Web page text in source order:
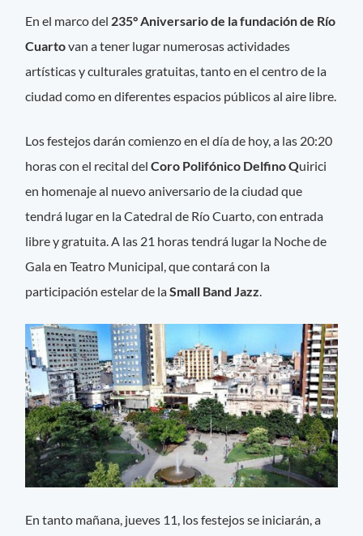
En el marco del 235° Aniversario de la fundación de Río
Cuartovan a tener lugar numerosas actividades
artísticas y culturales gratuitas, tanto en el centro de la
ciudad como en diferentes espacios públicos al aire libre.
Los festejos darán comienzo en el día de hoy, a las 20:20
horas con el recital delCoro Polifónico Delfino Quirici
en homenaje al nuevo aniversario de la ciudad que
tendrá lugar en la Catedral de Río Cuarto, con entrada
libre y gratuita. A las 21 horas tendrá lugar la Noche de
Gala en Teatro Municipal, que contará con la
participación estelar de laSmall Band Jazz.
En tanto mañana, jueves 11, los festejos se iniciarán, a